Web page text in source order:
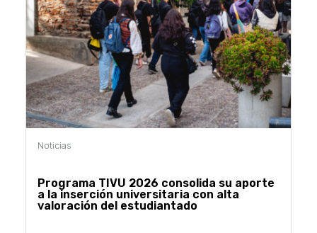
Programa TIVU 2026 consolida su aporte
a la inserción universitaria con alta
valoración del estudiantado